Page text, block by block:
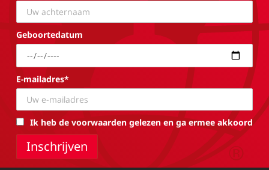
Geboortedatum
E-mailadres*
Ik heb de voorwaarden gelezen en ga ermee akkoord